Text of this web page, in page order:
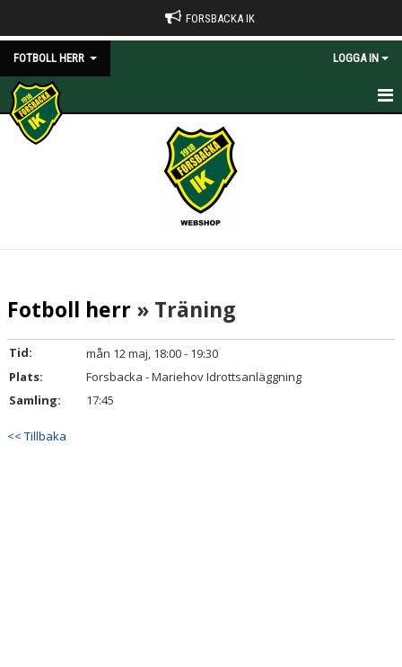
FORSBACKA IK
FOTBOLL HERR LOGGA IN
HEM
Fotboll herr » Träning
Tid:
mån 12 maj, 18:00 - 19:30
Plats:
Forsbacka - Mariehov Idrottsanläggning
Samling:
17:45
<< Tillbaka